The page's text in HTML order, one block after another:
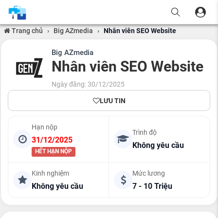
Trang chủ › Big AZmedia › Nhân viên SEO Website
Big AZmedia
Nhân viên SEO Website
Ngày đăng: 30/12/2025
LƯU TIN
Hạn nộp
31/12/2025
HẾT HẠN NỘP
Trình độ
Không yêu cầu
Kinh nghiệm
Không yêu cầu
Mức lương
7 - 10 Triệu